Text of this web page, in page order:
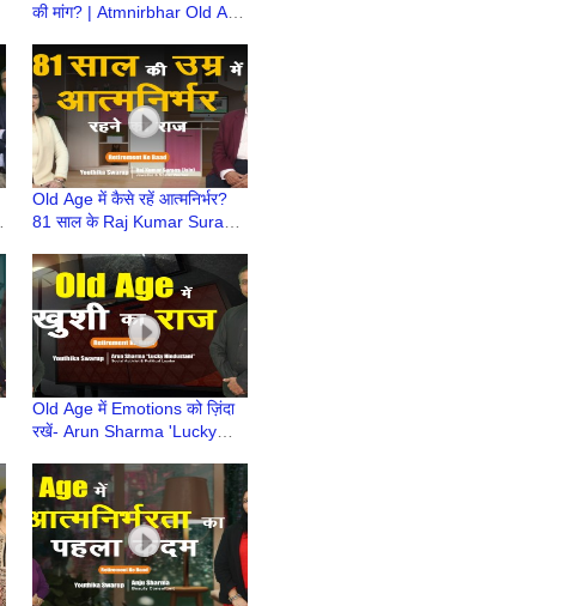
की मांग? | Atmnirbhar Old Age
Baad
Old Age में कैसे रहें आत्मनिर्भर?
81 साल के Raj Kumar Surana
की तैयारी
Old Age में Emotions को ज़िंदा
रखें- Arun Sharma 'Lucky
Age की तैयारी